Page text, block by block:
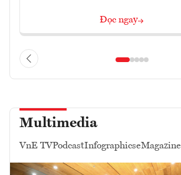
Đọc ngay
Multimedia
VnE TVPodcastInfographicseMagazine